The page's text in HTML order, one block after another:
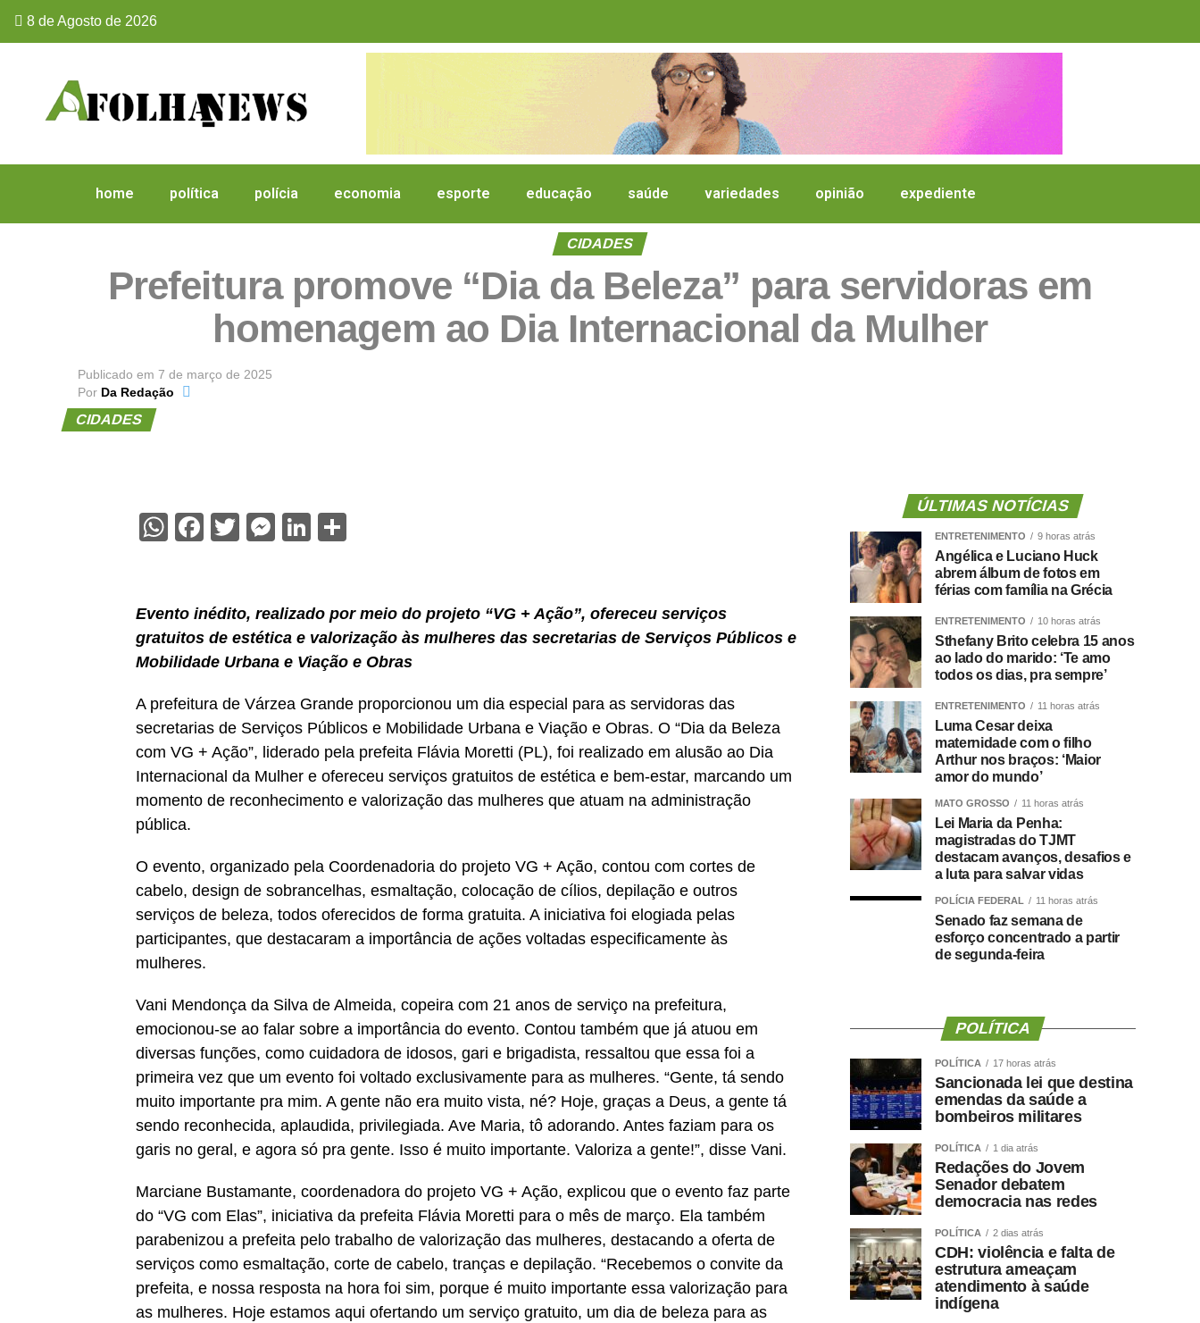
8 de Agosto de 2026
home política polícia economia esporte educação saúde variedades opinião expediente
CIDADES
Prefeitura promove “Dia da Beleza” para servidoras em
homenagem ao Dia Internacional da Mulher
Publicado em 7 de março de 2025
Por Da Redação
CIDADES
WhatsApp
Facebook
TwitterMessenger
LinkedIn
Evento inédito, realizado por meio do projeto “VG + Ação”, ofereceu serviços
gratuitos de estética e valorização às mulheres das secretarias de Serviços Públicos e
Mobilidade Urbana e Viação e Obras
A prefeitura de Várzea Grande proporcionou um dia especial para as servidoras das
secretarias de Serviços Públicos e Mobilidade Urbana e Viação e Obras. O “Dia da Beleza
com VG + Ação”, liderado pela prefeita Flávia Moretti (PL), foi realizado em alusão ao Dia
Internacional da Mulher e ofereceu serviços gratuitos de estética e bem-estar, marcando um
momento de reconhecimento e valorização das mulheres que atuam na administração
pública.
O evento, organizado pela Coordenadoria do projeto VG + Ação, contou com cortes de
cabelo, design de sobrancelhas, esmaltação, colocação de cílios, depilação e outros
serviços de beleza, todos oferecidos de forma gratuita. A iniciativa foi elogiada pelas
participantes, que destacaram a importância de ações voltadas especificamente às
mulheres.
Vani Mendonça da Silva de Almeida, copeira com 21 anos de serviço na prefeitura,
emocionou-se ao falar sobre a importância do evento. Contou também que já atuou em
diversas funções, como cuidadora de idosos, gari e brigadista, ressaltou que essa foi a
primeira vez que um evento foi voltado exclusivamente para as mulheres. “Gente, tá sendo
muito importante pra mim. A gente não era muito vista, né? Hoje, graças a Deus, a gente tá
sendo reconhecida, aplaudida, privilegiada. Ave Maria, tô adorando. Antes faziam para os
garis no geral, e agora só pra gente. Isso é muito importante. Valoriza a gente!”, disse Vani.
Marciane Bustamante, coordenadora do projeto VG + Ação, explicou que o evento faz parte
do “VG com Elas”, iniciativa da prefeita Flávia Moretti para o mês de março. Ela também
parabenizou a prefeita pelo trabalho de valorização das mulheres, destacando a oferta de
serviços como esmaltação, corte de cabelo, tranças e depilação. “Recebemos o convite da
prefeita, e nossa resposta na hora foi sim, porque é muito importante essa valorização para
as mulheres. Hoje estamos aqui ofertando um serviço gratuito, um dia de beleza para as
ÚLTIMAS NOTÍCIAS
ENTRETENIMENTO 9 horas atrás
Angélica e Luciano Huck
abrem álbum de fotos em
férias com família na Grécia
ENTRETENIMENTO 10 horas atrás
Sthefany Brito celebra 15 anos
ao lado do marido: ‘Te amo
todos os dias, pra sempre’
ENTRETENIMENTO 11 horas atrás
Luma Cesar deixa
maternidade com o filho
Arthur nos braços: ‘Maior
amor do mundo’
MATO GROSSO 11 horas atrás
Lei Maria da Penha:
magistradas do TJMT
destacam avanços, desafios e
a luta para salvar vidas
POLÍCIA FEDERAL 11 horas atrás
Senado faz semana de
esforço concentrado a partir
de segunda-feira
POLÍTICA
POLÍTICA 17 horas atrás
Sancionada lei que destina
emendas da saúde a
bombeiros militares
POLÍTICA 1 dia atrás
Redações do Jovem
Senador debatem
democracia nas redes
POLÍTICA 2 dias atrás
CDH: violência e falta de
estrutura ameaçam
atendimento à saúde
indígena